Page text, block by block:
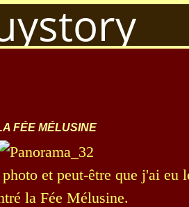
FÉE MÉLUSINE
et peut-être que j'ai eu
la Fée Mélusine.